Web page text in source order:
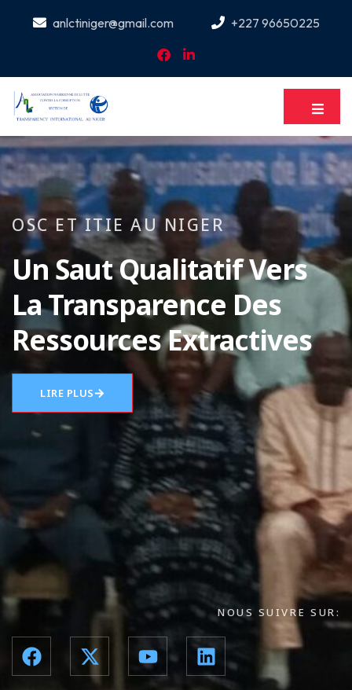
anlctiniger@gmail.com +227 96650225
OSC ET ITIE AU NIGER
Un Saut Qualitatif Vers
La Transparence Des
Ressources Extractives
LIRE PLUS
NOUS SUIVRE SUR: